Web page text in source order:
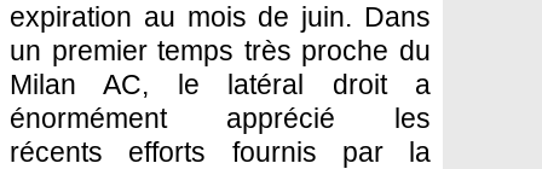
expiration au mois de juin. Dans
un premier temps très proche du
Milan AC, le latéral droit a
énormément apprécié les
récents efforts fournis par la